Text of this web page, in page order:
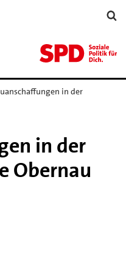
in der
in der
Obernau